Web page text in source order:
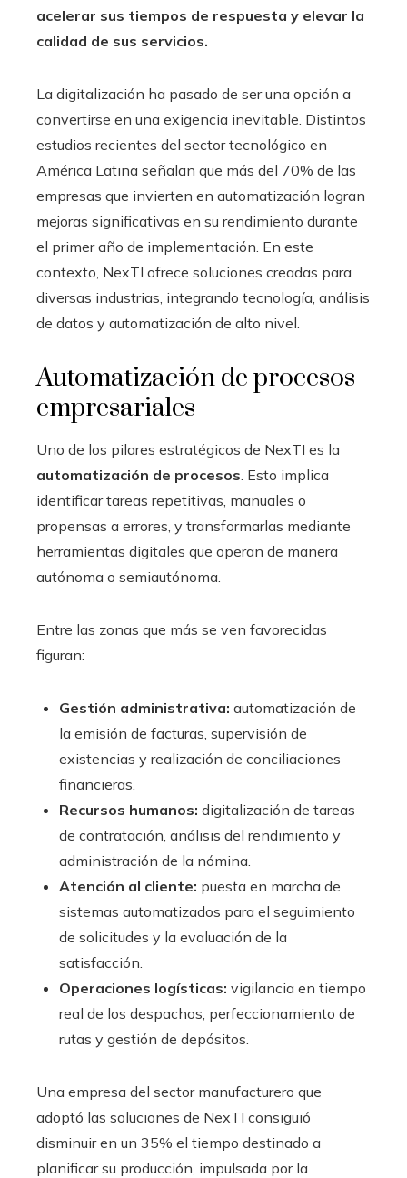
acelerar sus tiempos de respuesta y elevar la
calidad de sus servicios.
La digitalización ha pasado de ser una opción a
convertirse en una exigencia inevitable. Distintos
estudios recientes del sector tecnológico en
América Latina señalan que más del 70% de las
empresas que invierten en automatización logran
mejoras significativas en su rendimiento durante
el primer año de implementación. En este
contexto, NexTI ofrece soluciones creadas para
diversas industrias, integrando tecnología, análisis
de datos y automatización de alto nivel.
Automatización de procesos
empresariales
Uno de los pilares estratégicos de NexTI es la
automatización de procesos. Esto implica
identificar tareas repetitivas, manuales o
propensas a errores, y transformarlas mediante
herramientas digitales que operan de manera
autónoma o semiautónoma.
Entre las zonas que más se ven favorecidas
figuran:
Gestión administrativa: automatización de
la emisión de facturas, supervisión de
existencias y realización de conciliaciones
financieras.
Recursos humanos: digitalización de tareas
de contratación, análisis del rendimiento y
administración de la nómina.
Atención al cliente: puesta en marcha de
sistemas automatizados para el seguimiento
de solicitudes y la evaluación de la
satisfacción.
Operaciones logísticas: vigilancia en tiempo
real de los despachos, perfeccionamiento de
rutas y gestión de depósitos.
Una empresa del sector manufacturero que
adoptó las soluciones de NexTI consiguió
disminuir en un 35% el tiempo destinado a
planificar su producción, impulsada por la